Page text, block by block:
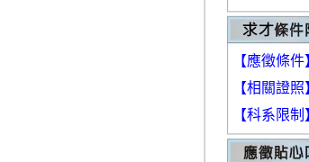
【應徵條件
【相關證照
【科系限制